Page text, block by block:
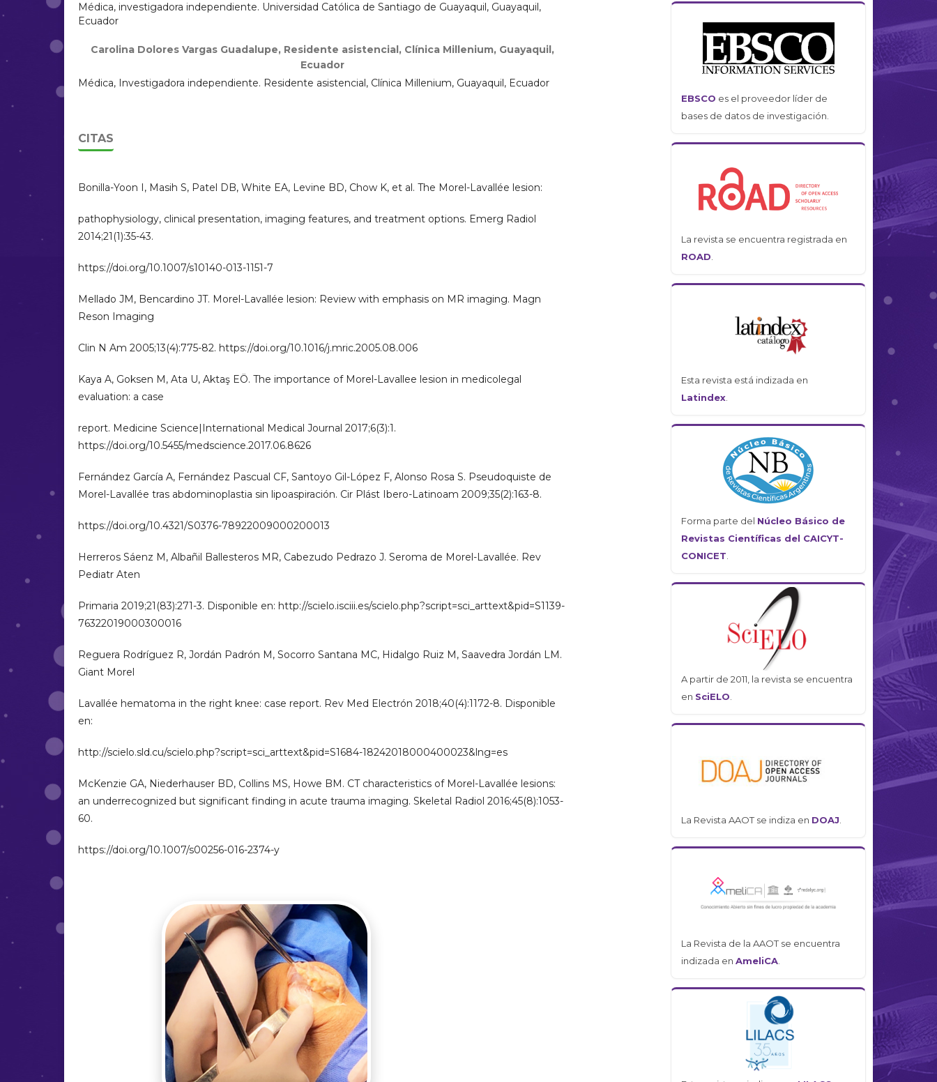
Médica, investigadora independiente. Universidad Católica de Santiago de Guayaquil, Guayaquil,
Ecuador
Carolina Dolores Vargas Guadalupe, Residente asistencial, Clínica Millenium, Guayaquil,
Ecuador
Médica, Investigadora independiente. Residente asistencial, Clínica Millenium, Guayaquil, Ecuador
CITAS
Bonilla-Yoon I, Masih S, Patel DB, White EA, Levine BD, Chow K, et al. The Morel-Lavallée lesion:
pathophysiology, clinical presentation, imaging features, and treatment options. Emerg Radiol
2014;21(1):35-43.
https://doi.org/10.1007/s10140-013-1151-7
Mellado JM, Bencardino JT. Morel-Lavallée lesion: Review with emphasis on MR imaging. Magn
Reson Imaging
Clin N Am 2005;13(4):775-82. https://doi.org/10.1016/j.mric.2005.08.006
Kaya A, Goksen M, Ata U, Aktaş EÖ. The importance of Morel-Lavallee lesion in medicolegal
evaluation: a case
report. Medicine Science|International Medical Journal 2017;6(3):1.
https://doi.org/10.5455/medscience.2017.06.8626
Fernández García A, Fernández Pascual CF, Santoyo Gil-López F, Alonso Rosa S. Pseudoquiste de
Morel-Lavallée tras abdominoplastia sin lipoaspiración. Cir Plást Ibero-Latinoam 2009;35(2):163-8.
https://doi.org/10.4321/S0376-78922009000200013
Herreros Sáenz M, Albañil Ballesteros MR, Cabezudo Pedrazo J. Seroma de Morel-Lavallée. Rev
Pediatr Aten
Primaria 2019;21(83):271-3. Disponible en: http://scielo.isciii.es/scielo.php?script=sci_arttext&pid=S1139-
76322019000300016
Reguera Rodríguez R, Jordán Padrón M, Socorro Santana MC, Hidalgo Ruiz M, Saavedra Jordán LM.
Giant Morel
Lavallée hematoma in the right knee: case report. Rev Med Electrón 2018;40(4):1172-8. Disponible
en:
http://scielo.sld.cu/scielo.php?script=sci_arttext&pid=S1684-18242018000400023&lng=es
McKenzie GA, Niederhauser BD, Collins MS, Howe BM. CT characteristics of Morel-Lavallée lesions:
an underrecognized but significant finding in acute trauma imaging. Skeletal Radiol 2016;45(8):1053-
60.
https://doi.org/10.1007/s00256-016-2374-y
EBSCO es el proveedor líder de
bases de datos de investigación.
La revista se encuentra registrada en
ROAD.
Esta revista está indizada en
Latindex.
Forma parte del Núcleo Básico de
Revistas Científicas del CAICYT-
CONICET.
A partir de 2011, la revista se encuentra
en SciELO.
La Revista AAOT se indiza en DOAJ.
La Revista de la AAOT se encuentra
indizada en AmeliCA.